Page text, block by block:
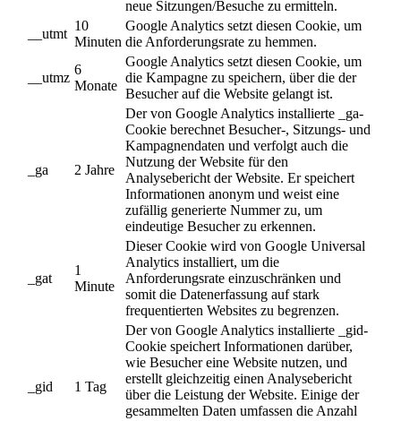
neue Sitzungen/Besuche zu ermitteln.
__utmt
10
Minuten
Google Analytics setzt diesen Cookie, um
die Anforderungsrate zu hemmen.
__utmz
6
Monate
Google Analytics setzt diesen Cookie, um
die Kampagne zu speichern, über die der
Besucher auf die Website gelangt ist.
_ga 2 Jahre
Der von Google Analytics installierte _ga-
Cookie berechnet Besucher-, Sitzungs- und
Kampagnendaten und verfolgt auch die
Nutzung der Website für den
Analysebericht der Website. Er speichert
Informationen anonym und weist eine
zufällig generierte Nummer zu, um
eindeutige Besucher zu erkennen.
_gat
1
Minute
Dieser Cookie wird von Google Universal
Analytics installiert, um die
Anforderungsrate einzuschränken und
somit die Datenerfassung auf stark
frequentierten Websites zu begrenzen.
_gid 1 Tag
Der von Google Analytics installierte _gid-
Cookie speichert Informationen darüber,
wie Besucher eine Website nutzen, und
erstellt gleichzeitig einen Analysebericht
über die Leistung der Website. Einige der
gesammelten Daten umfassen die Anzahl